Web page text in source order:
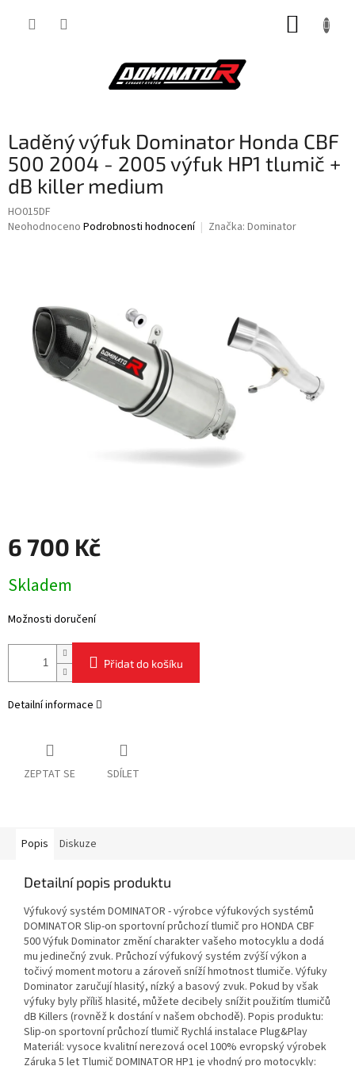
Laděný výfuk Dominator Honda CBF
500 2004 - 2005 výfuk HP1 tlumič +
dB killer medium
HO015DF
Průměrné
hvězdiček.
Neohodnoceno Podrobnosti hodnocení Značka: Dominator
6 700 Kč
cena:
Skladem
Možnosti doručení
Přidat do košíku
Detailní informace
ZEPTAT SE SDÍLET
Popis Diskuze
Detailní popis produktu
Výfukový systém DOMINATOR - výrobce výfukových systémů
DOMINATOR Slip-on sportovní průchozí tlumič pro HONDA CBF
500 Výfuk Dominator změní charakter vašeho motocyklu a dodá
mu jedinečný zvuk. Průchozí výfukový systém zvýší výkon a
točivý moment motoru a zároveň sníží hmotnost tlumiče. Výfuky
Dominator zaručují hlasitý, nízký a basový zvuk. Pokud by však
výfuky byly příliš hlasité, můžete decibely snížit použitím tlumičů
dB Killers (rovněž k dostání v našem obchodě). Popis produktu:
Slip-on sportovní průchozí tlumič Rychlá instalace Plug&Play
Materiál: vysoce kvalitní nerezová ocel 100% evropský výrobek
Záruka 5 let Tlumič DOMINATOR HP1 je vhodný pro motocykly: